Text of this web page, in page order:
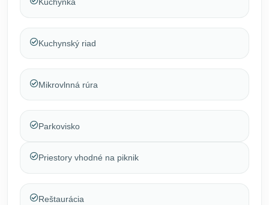
Kuchynský riad
Mikrovlnná rúra
Parkovisko
Priestory vhodné na piknik
Reštaurácia